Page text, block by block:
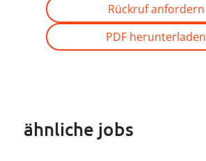
Rückruf anfordern
PDF herunterladen
ähnliche jobs